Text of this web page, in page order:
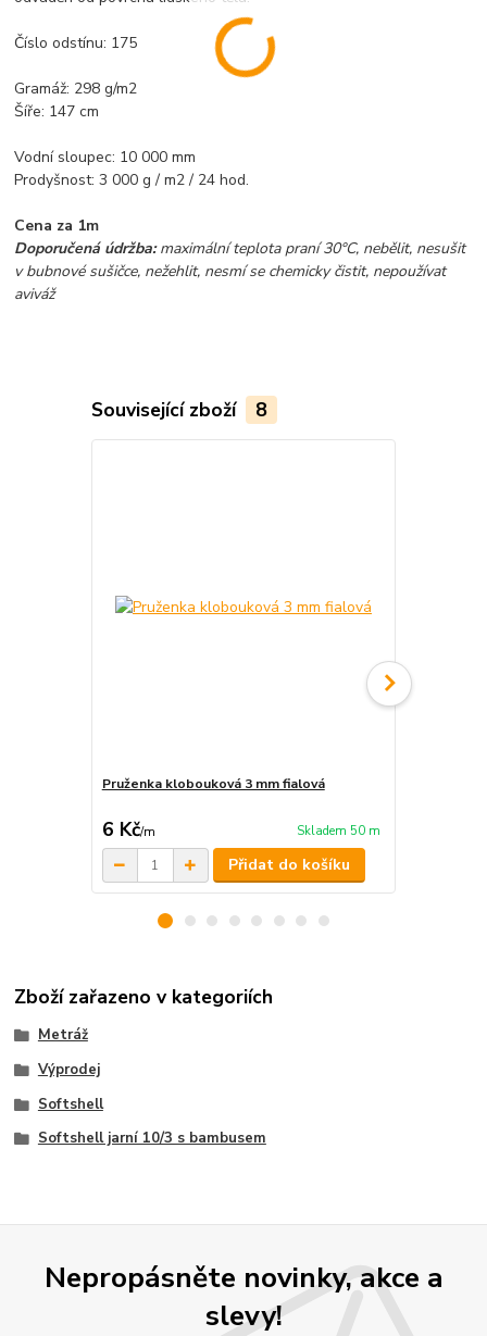
Číslo odstínu: 175
Gramáž: 298 g/m2
Šíře: 147 cm
Vodní sloupec: 10 000 mm
Prodyšnost: 3 000 g / m2 / 24 hod.
Cena za 1m
Doporučená údržba:maximální teplota praní 30°C, nebělit, nesušit
v bubnové sušičce, nežehlit, nesmí se chemicky čistit, nepoužívat
aviváž
Související zboží 8
Pruženka klobouková 3 mm fialová
6 Kč/m Skladem 50 m
Přidat do košíku
Zboží zařazeno v kategoriích
Metráž
Výprodej
Softshell
Softshell jarní 10/3 s bambusem
Nepropásněte novinky, akce a
slevy!